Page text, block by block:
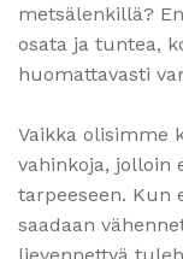
metsälenkillä?
osata ja tuntea,
huomattavasti
Vaikka olisimme
vahinkoja, jolloin
tarpeeseen. Kun
saadaan
lievennettyä